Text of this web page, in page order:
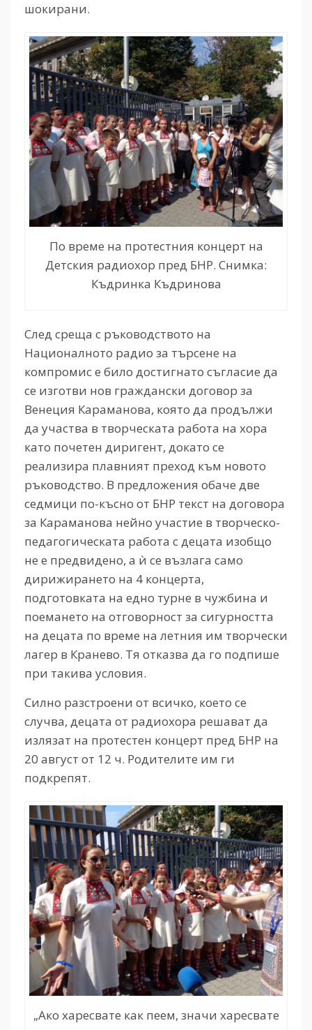
шокирани.
По време на протестния концерт на
Детския радиохор пред БНР. Снимка:
Къдринка Къдринова
След среща с ръководството на
Националното радио за търсене на
компромис е било достигнато съгласие да
се изготви нов граждански договор за
Венеция Караманова, която да продължи
да участва в творческата работа на хора
като почетен диригент, докато се
реализира плавният преход към новото
ръководство. В предложения обаче две
седмици по-късно от БНР текст на договора
за Караманова нейно участие в творческо-
педагогическата работа с децата изобщо
не е предвидено, а ѝ се възлага само
дирижирането на 4 концерта,
подготовката на едно турне в чужбина и
поемането на отговорност за сигурността
на децата по време на летния им творчески
лагер в Кранево. Тя отказва да го подпише
при такива условия.
Силно разстроени от всичко, което се
случва, децата от радиохора решават да
излязат на протестен концерт пред БНР на
20 август от 12 ч. Родителите им ги
подкрепят.
„Ако харесвате как пеем, значи харесвате